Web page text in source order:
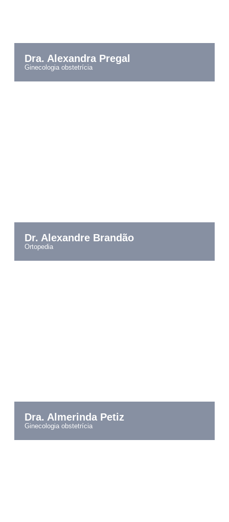
Dra. Alexandra Pregal
ginecologia obstetrícia
Dr. Alexandre Brandão
ortopedia
Dra. Almerinda Petiz
ginecologia obstetrícia